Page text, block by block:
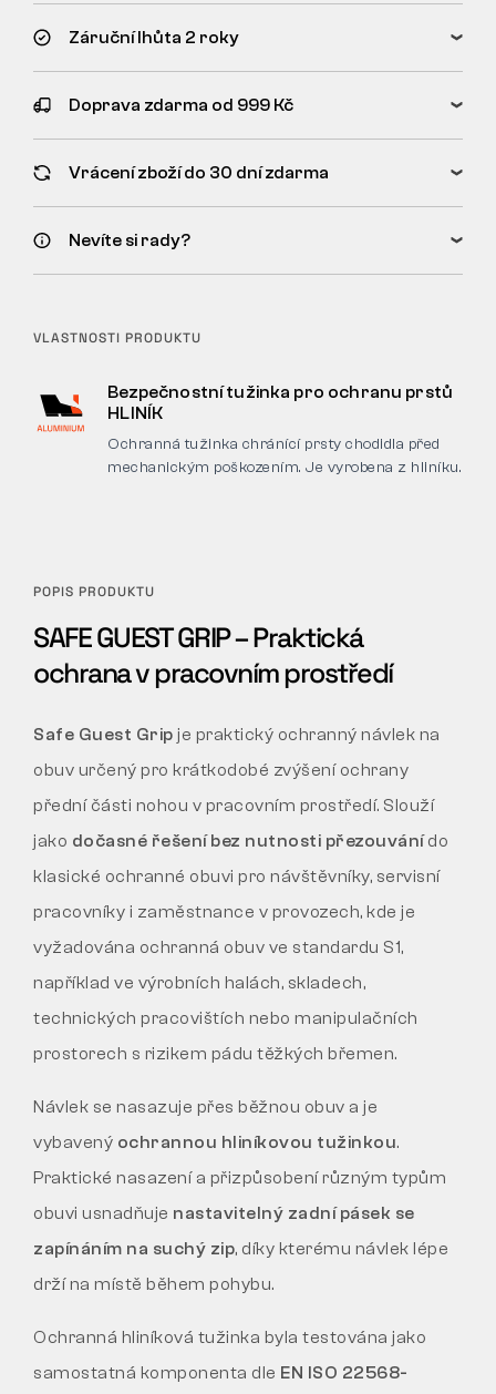
Záruční lhůta 2 roky
Doprava zdarma od 999 Kč
Vrácení zboží do 30 dní zdarma
Nevíte si rady?
VLASTNOSTI PRODUKTU
Bezpečnostní tužinka pro ochranu prstů
HLINÍK
Ochranná tužinka chránící prsty chodidla před
mechanickým poškozením. Je vyrobena z hliníku.
POPIS PRODUKTU
SAFE GUEST GRIP – Praktická
ochrana v pracovním prostředí
Safe Guest Grip je praktický ochranný návlek na
obuv určený pro krátkodobé zvýšení ochrany
přední části nohou v pracovním prostředí. Slouží
jako dočasné řešení bez nutnosti přezouvánído
klasické ochranné obuvi pro návštěvníky, servisní
pracovníky i zaměstnance v provozech, kde je
vyžadována ochranná obuv ve standardu S1,
například ve výrobních halách, skladech,
technických pracovištích nebo manipulačních
prostorech s rizikem pádu těžkých břemen.
Návlek se nasazuje přes běžnou obuv a je
vybavený ochrannou hliníkovou tužinkou.
Praktické nasazení a přizpůsobení různým typům
obuvi usnadňuje nastavitelný zadní pásek se
zapínáním na suchý zip, díky kterému návlek lépe
drží na místě během pohybu.
Ochranná hliníková tužinka byla testována jako
samostatná komponenta dle EN ISO 22568-